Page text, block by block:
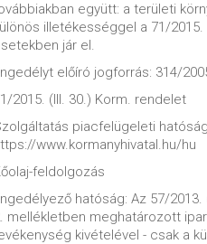
együtt: a területi
illetékességgel a 71/
jár el.
előíró jogforrás: 314/
2015. (III. 30.) Korm. rendelet
piacfelügeleti
www.kormanyhivatal.hu/hu
feldolgozás
hatóság: Az 57/
mellékletben meghatározott
kivételével - csak a